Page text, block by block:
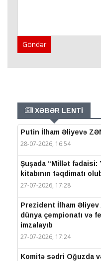
Göndər
XƏBƏR LENTİ
Putin İlham Əliyevə
28-07-2026, 16:54
Şuşada “Millət fədaisi:
kitabının təqdimatı
27-07-2026, 17:28
Prezident İlham Əliyev
dünya çempionatı və
imzalayıb
27-07-2026, 17:24
Komitə sədri Oğuzda